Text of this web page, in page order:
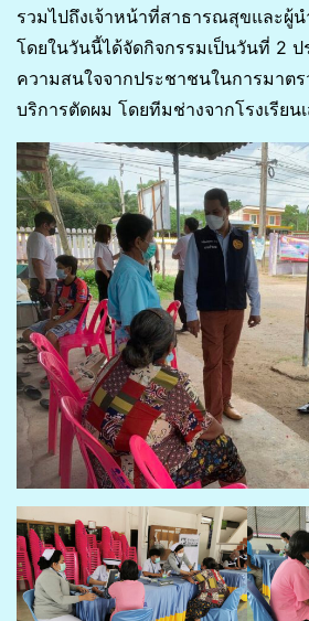
รวมไปถึงเจ้าหน้าที่สาธารณสุขและผู้
โดยในวันนี้ได้จัดกิจกรรมเป็นวันที่​ 2​ ป
ความสนใจจากประชาชนในการมาต
บริการตัดผม​ โดยทีมช่างจากโรงเรียน